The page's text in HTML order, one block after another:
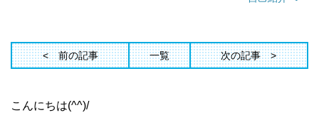
前の記事 一覧 次の記事
こんにちは(^^)/